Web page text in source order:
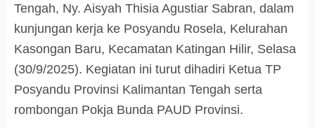
Tengah, Ny. Aisyah Thisia Agustiar Sabran, dalam
kunjungan kerja ke Posyandu Rosela, Kelurahan
Kasongan Baru, Kecamatan Katingan Hilir, Selasa
(30/9/2025). Kegiatan ini turut dihadiri Ketua TP
Posyandu Provinsi Kalimantan Tengah serta
rombongan Pokja Bunda PAUD Provinsi.